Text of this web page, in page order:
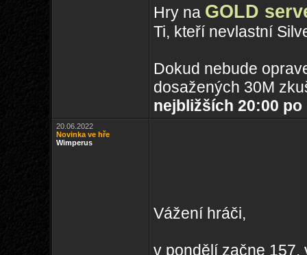
Hry na GOLD
Ti, kteří nevlastní
Dokud nebude
dosažených 30M
nejbližších 20:00
20.06.2022
Novinka ve hře
Wimperus
Vážení hráči,
v pondělí začne 157.